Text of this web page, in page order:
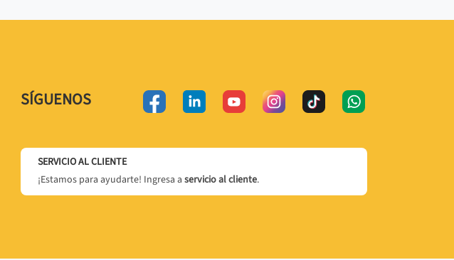
SÍGUENOS
SERVICIO AL CLIENTE
¡Estamos para ayudarte! Ingresa a servicio al cliente.